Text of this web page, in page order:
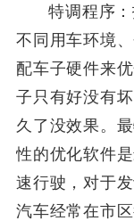
特调程序
不同用车环境
配车子硬件来
子只有好没有
久了没效果。
性的优化软件
速行驶，对于
汽车经常在市